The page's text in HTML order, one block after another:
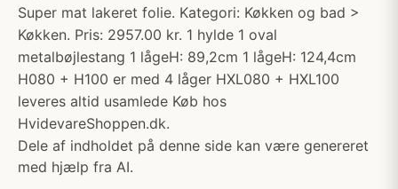
Super mat lakeret folie. Kategori: Køkken og bad >
Køkken. Pris: 2957.00 kr. 1 hylde 1 oval
metalbøjlestang 1 lågeH: 89,2cm 1 lågeH: 124,4cm
H080 + H100 er med 4 låger HXL080 + HXL100
leveres altid usamlede Køb hos
HvidevareShoppen.dk.
Dele af indholdet på denne side kan være genereret
med hjælp fra AI.